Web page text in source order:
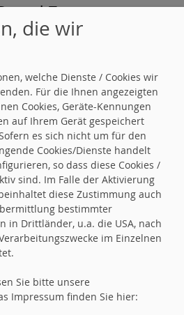
Zauner.
am
bleibt unter
Bei der
mit
der Vorstand in
Es wurden
Adolf
Franz
Zauner.
die wir
welche Dienste / Cookies wir
Für die Ihnen angezeigten
Cookies, Geräte-Kennungen
auf Ihrem Gerät gespeichert
es sich nicht um für den
Cookies/Dienste handelt
so dass diese Cookies /
sind. Im Falle der Aktivierung
diese Zustimmung auch
bestimmter
in Drittländer, u.a. die USA, nach
im Einzelnen
Sie bitte unsere
Impressum finden Sie hier: